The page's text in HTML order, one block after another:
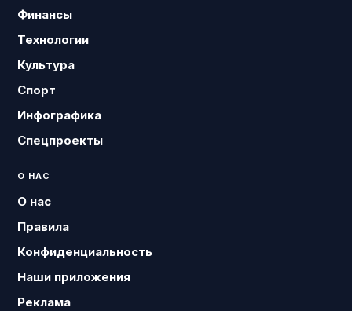
Финансы
Технологии
Культура
Спорт
Инфографика
Спецпроекты
О НАС
О нас
Правила
Конфиденциальность
Наши приложения
Реклама